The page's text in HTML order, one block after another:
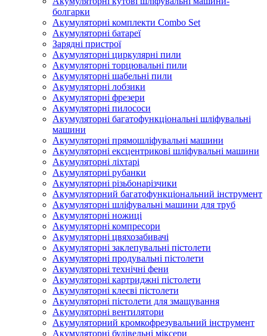
болгарки
Акумуляторні комплекти Combo Set
Акумуляторні батареї
Зарядні пристрої
Акумуляторні циркулярні пили
Акумуляторні торцювальні пили
Акумуляторні шабельні пили
Акумуляторні лобзики
Акумуляторні фрезери
Акумуляторні пилососи
Акумуляторні багатофункціональні шліфувальні
машини
Акумуляторні прямошліфувальні машини
Акумуляторні ексцентрикові шліфувальні машини
Акумуляторні ліхтарі
Акумуляторні рубанки
Акумуляторні різьбонарізчики
Акумуляторний багатофункціональний інструмент
Акумуляторні шліфувальні машини для труб
Акумуляторні ножиці
Акумуляторні компресори
Акумуляторні цвяхозабивачі
Акумуляторні заклепувальні пістолети
Акумуляторні продувальні пістолети
Акумуляторні технічні фени
Акумуляторні картриджні пістолети
Акумуляторні клеєві пістолети
Акумуляторні пістолети для змащування
Акумуляторні вентилятори
Акумуляторний кромкофрезувальний інструмент
Акумуляторні будівельні міксери